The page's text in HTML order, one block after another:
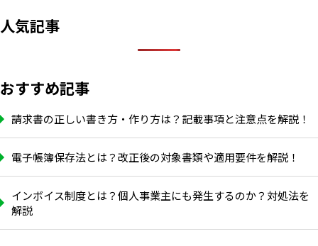
人気記事
おすすめ記事
請求書の正しい書き方・作り方は？記載事項と注意点を解説！
電子帳簿保存法とは？改正後の対象書類や適用要件を解説！
インボイス制度とは？個人事業主にも発生するのか？対処法を
解説